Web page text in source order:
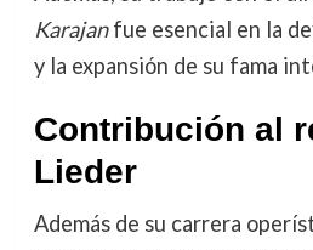
Karajanfue esencial en la
y la expansión de su fama
Contribución al
Lieder
Además de su carrera